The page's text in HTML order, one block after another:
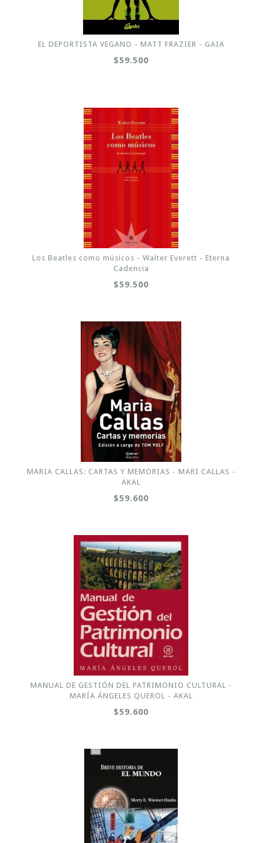
EL DEPORTISTA VEGANO - MATT FRAZIER - GAIA
$59.500
Los Beatles como músicos - Walter Everett - Eterna
Cadencia
$59.500
MARIA CALLAS: CARTAS Y MEMORIAS - MARI CALLAS -
AKAL
$59.600
MANUAL DE GESTIÓN DEL PATRIMONIO CULTURAL -
MARÍA ÁNGELES QUEROL - AKAL
$59.600